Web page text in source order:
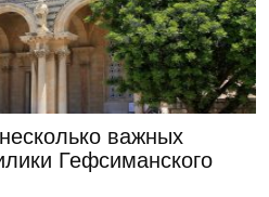
важных
Гефсиманского